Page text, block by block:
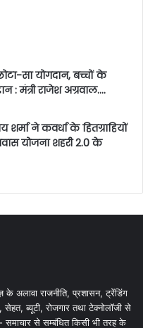
सा योगदान, बच्चों के
: मंत्री राजेश अग्रवाल….
शर्मा ने कवर्धा के हितग्राहियों
योजना शहरी 2.0 के
के अलावा राजनीति, प्रशासन, ट्रेंडिंग
ब्यूटी, रोजगार तथा टेक्नोलॉजी से
से सम्बंधित किसी भी तरह के